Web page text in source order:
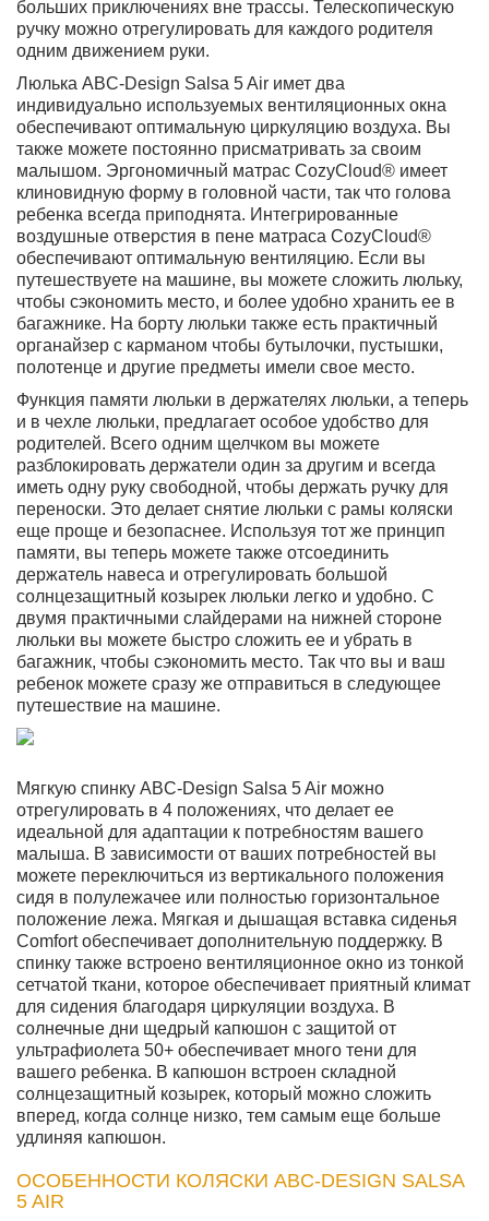
больших приключениях вне трассы. Телескопическую
ручку можно отрегулировать для каждого родителя
одним движением руки.
Люлька ABC-Design Salsa 5 Air имет два
индивидуально используемых вентиляционных окна
обеспечивают оптимальную циркуляцию воздуха. Вы
также можете постоянно присматривать за своим
малышом. Эргономичный матрас CozyCloud® имеет
клиновидную форму в головной части, так что голова
ребенка всегда приподнята. Интегрированные
воздушные отверстия в пене матраса CozyCloud®
обеспечивают оптимальную вентиляцию. Если вы
путешествуете на машине, вы можете сложить люльку,
чтобы сэкономить место, и более удобно хранить ее в
багажнике. На борту люльки также есть практичный
органайзер с карманом чтобы бутылочки, пустышки,
полотенце и другие предметы имели свое место.
Функция памяти люльки в держателях люльки, а теперь
и в чехле люльки, предлагает особое удобство для
родителей. Всего одним щелчком вы можете
разблокировать держатели один за другим и всегда
иметь одну руку свободной, чтобы держать ручку для
переноски. Это делает снятие люльки с рамы коляски
еще проще и безопаснее. Используя тот же принцип
памяти, вы теперь можете также отсоединить
держатель навеса и отрегулировать большой
солнцезащитный козырек люльки легко и удобно. С
двумя практичными слайдерами на нижней стороне
люльки вы можете быстро сложить ее и убрать в
багажник, чтобы сэкономить место. Так что вы и ваш
ребенок можете сразу же отправиться в следующее
путешествие на машине.
Мягкую спинку ABC-Design Salsa 5 Air можно
отрегулировать в 4 положениях, что делает ее
идеальной для адаптации к потребностям вашего
малыша. В зависимости от ваших потребностей вы
можете переключиться из вертикального положения
сидя в полулежачее или полностью горизонтальное
положение лежа. Мягкая и дышащая вставка сиденья
Comfort обеспечивает дополнительную поддержку. В
спинку также встроено вентиляционное окно из тонкой
сетчатой ткани, которое обеспечивает приятный климат
для сидения благодаря циркуляции воздуха. В
солнечные дни щедрый капюшон с защитой от
ультрафиолета 50+ обеспечивает много тени для
вашего ребенка. В капюшон встроен складной
солнцезащитный козырек, который можно сложить
вперед, когда солнце низко, тем самым еще больше
удлиняя капюшон.
ОСОБЕННОСТИ КОЛЯСКИ ABC-DESIGN SALSA
5 AIR